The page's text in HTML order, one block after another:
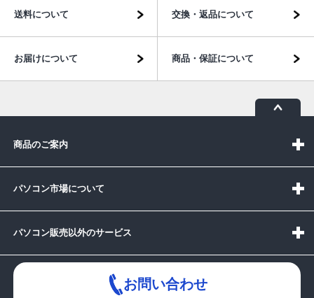
送料について 交換・返品について
お届けについて 商品・保証について
商品のご案内
パソコン市場について
パソコン販売以外のサービス
お問い合わせ